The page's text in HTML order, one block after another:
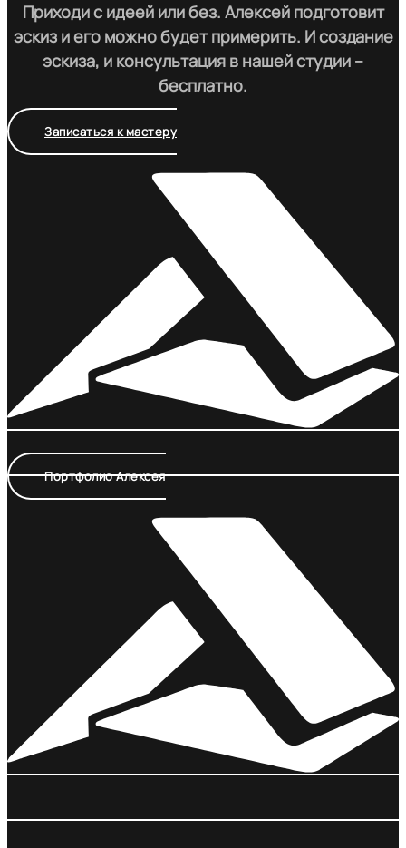
Приходи с идеей или без. Алексей подготовит
эскиз и его можно будет примерить. И создание
эскиза, и консультация в нашей студии –
бесплатно.
Записаться к мастеру
Портфолио Алексея